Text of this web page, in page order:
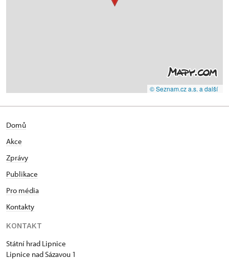
© Seznam.cz a.s. a další
Domů
Akce
Zprávy
Publikace
Pro média
Kontakty
KONTAKT
Státní hrad Lipnice
Lipnice nad Sázavou 1